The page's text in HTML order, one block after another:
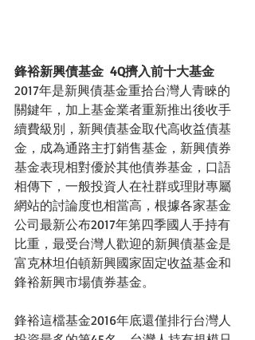
鋒裕新興債基金  4Q擠入前十大基金
2017年是新興債基金重拾台灣人青睞的
關鍵年，加上基金業者重新推出後收手
續費級別，新興債基金取代高收益債基
金，成為通路主打銷售基金，新興債券
基金表現相對優於其他債券基金，口語
相傳下，一般投資人在社群或理財專屬
網站的討論度也相當高，根據各家基金
公司最新公布2017年第四季國人手持有
比重，最受台灣人歡迎的新興債基金是
富克林坦伯頓新興國家固定收益基金和
鋒裕新興市場債券基金。
鋒裕這檔基金2016年底還僅排行台灣人